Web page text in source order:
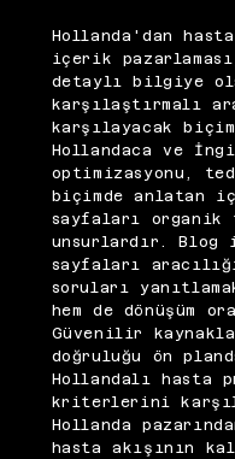
Hollanda'dan
içerik
detaylı bilgiye
karşılaştırmalı
karşılayacak
Hollandaca ve
optimizasyonu,
biçimde anlatan
sayfaları
unsurlardır. Blog
sayfaları
soruları
hem de dönüşüm
Güvenilir
doğruluğu ön
Hollandalı hasta
kriterlerini
Hollanda
hasta akışının